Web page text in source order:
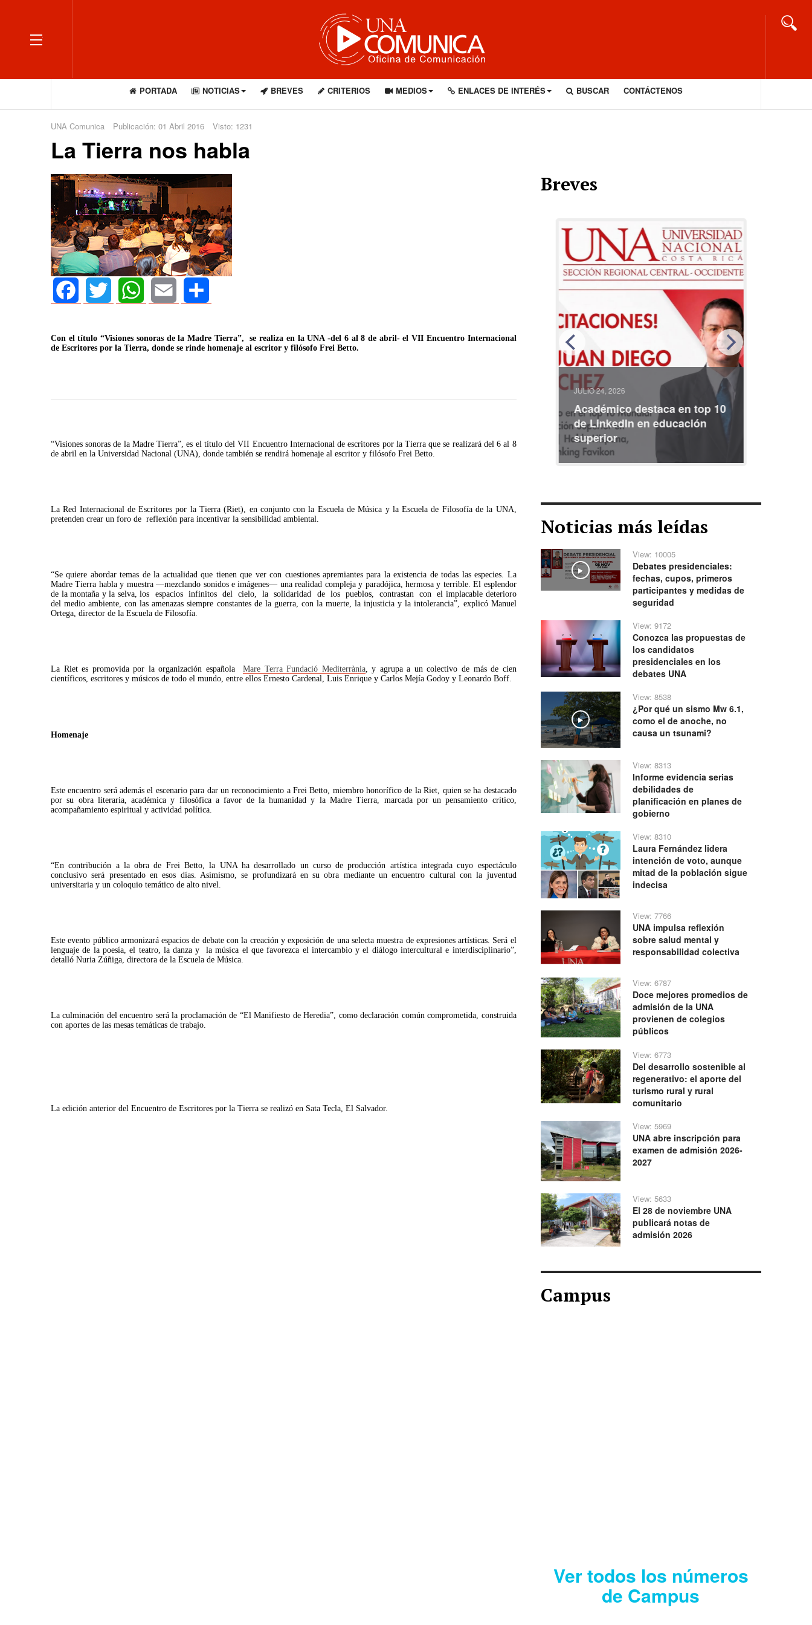
OFF CANVAS
PORTADA NOTICIAS BREVES CRITERIOS MEDIOS ENLACES DE INTERÉS BUSCAR CONTÁCTENOS
UNA Comunica Publicación: 01 Abril 2016 Visto: 1231
La Tierra nos habla
Con el título “Visiones sonoras de la Madre Tierra”, se realiza en la UNA -del 6 al 8 de abril- el VII Encuentro Internacional
de Escritores por la Tierra, donde se rinde homenaje al escritor y filósofo Frei Betto.
“Visiones sonoras de la Madre Tierra”, es el título del VII Encuentro Internacional de escritores por la Tierra que se realizará del 6 al 8
de abril en la Universidad Nacional (UNA), donde también se rendirá homenaje al escritor y filósofo Frei Betto.
La Red Internacional de Escritores por la Tierra (Riet), en conjunto con la Escuela de Música y la Escuela de Filosofía de la UNA,
pretenden crear un foro de reflexión para incentivar la sensibilidad ambiental.
“Se quiere abordar temas de la actualidad que tienen que ver con cuestiones apremiantes para la existencia de todas las especies. La
Madre Tierra habla y muestra —mezclando sonidos e imágenes— una realidad compleja y paradójica, hermosa y terrible. El esplendor
de la montaña y la selva, los espacios infinitos del cielo, la solidaridad de los pueblos, contrastan con el implacable deterioro
del medio ambiente, con las amenazas siempre constantes de la guerra, con la muerte, la injusticia y la intolerancia”, explicó Manuel
Ortega, director de la Escuela de Filosofía.
La Riet es promovida por la organización española Mare Terra Fundació Mediterrània, y agrupa a un colectivo de más de cien
científicos, escritores y músicos de todo el mundo, entre ellos Ernesto Cardenal, Luis Enrique y Carlos Mejía Godoy y Leonardo Boff.
Homenaje
Este encuentro será además el escenario para dar un reconocimiento a Frei Betto, miembro honorífico de la Riet, quien se ha destacado
por su obra literaria, académica y filosófica a favor de la humanidad y la Madre Tierra, marcada por un pensamiento crítico,
acompañamiento espiritual y actividad política.
“En contribución a la obra de Frei Betto, la UNA ha desarrollado un curso de producción artística integrada cuyo espectáculo
conclusivo será presentado en esos días. Asimismo, se profundizará en su obra mediante un encuentro cultural con la juventud
universitaria y un coloquio temático de alto nivel.
Este evento público armonizará espacios de debate con la creación y exposición de una selecta muestra de expresiones artísticas. Será el
lenguaje de la poesía, el teatro, la danza y la música el que favorezca el intercambio y el diálogo intercultural e interdisciplinario”,
detalló Nuria Zúñiga, directora de la Escuela de Música.
La culminación del encuentro será la proclamación de “El Manifiesto de Heredia”, como declaración común comprometida, construida
con aportes de las mesas temáticas de trabajo.
La edición anterior del Encuentro de Escritores por la Tierra se realizó en Sata Tecla, El Salvador.
Breves
Consejo Universitario llama a
defender la democracia
cuando hubo esfuerzo
JULIO 24, 2026
Académico destaca en top 10
de LinkedIn en educación
superior
Noticias más leídas
Play
View: 10005
Debates presidenciales:
fechas, cupos, primeros
participantes y medidas de
seguridad
View: 9172
Conozca las propuestas de
los candidatos
presidenciales en los
debates UNA
Play
View: 8538
¿Por qué un sismo Mw 6.1,
como el de anoche, no
causa un tsunami?
View: 8313
Informe evidencia serias
debilidades de
planificación en planes de
gobierno
View: 8310
Laura Fernández lidera
intención de voto, aunque
mitad de la población sigue
indecisa
View: 7766
UNA impulsa reflexión
sobre salud mental y
responsabilidad colectiva
View: 6787
Doce mejores promedios de
admisión de la UNA
provienen de colegios
públicos
View: 6773
Del desarrollo sostenible al
regenerativo: el aporte del
turismo rural y rural
comunitario
View: 5969
UNA abre inscripción para
examen de admisión 2026-
2027
View: 5633
El 28 de noviembre UNA
publicará notas de
admisión 2026
Campus
Ver todos los números
de Campus